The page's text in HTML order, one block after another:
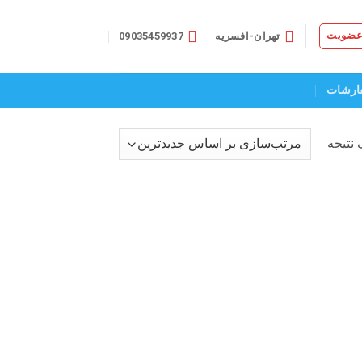
عضویت تهران-افسریه 09035459937